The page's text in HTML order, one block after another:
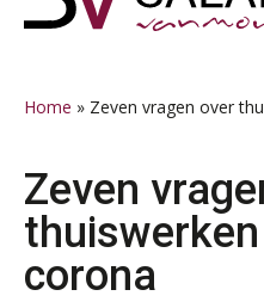
hoofdnavigatie
hoofd
eerste
voettekst
Home » Zeven vragen over
Zeven
corona